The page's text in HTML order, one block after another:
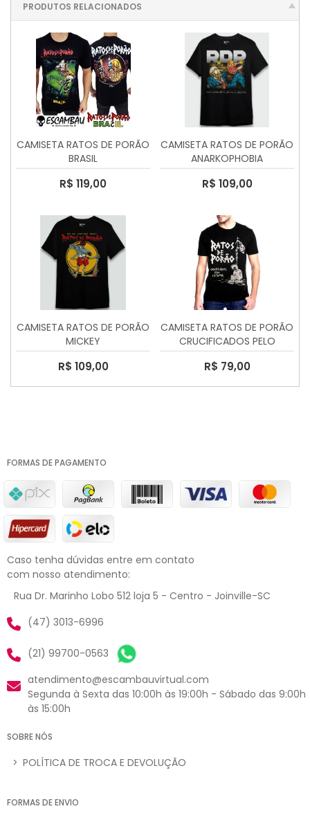
PRODUTOS RELACIONADOS
CAMISETA RATOS DE PORÃO
BRASIL
R$ 119,00
CAMISETA RATOS DE PORÃO
ANARKOPHOBIA
R$ 109,00
CAMISETA RATOS DE PORÃO
MICKEY
R$ 109,00
CAMISETA RATOS DE PORÃO
CRUCIFICADOS PELO
SISTEMA
R$ 79,00
FORMAS DE PAGAMENTO
Caso tenha dúvidas entre em contato
com nosso atendimento:
Rua Dr. Marinho Lobo 512 loja 5 - Centro - Joinville-SC
(47) 3013-6996
(21) 99700-0563
atendimento@escambauvirtual.com
Segunda à Sexta das 10:00h às 19:00h - Sábado das 9:00h
às 15:00h
SOBRE NÓS
> POLÍTICA DE TROCA E DEVOLUÇÃO
FORMAS DE ENVIO